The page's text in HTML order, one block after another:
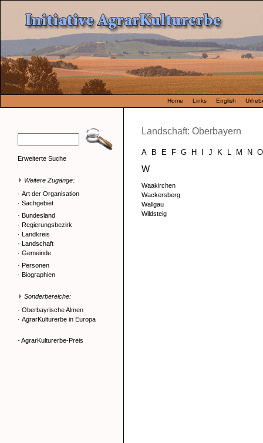
Home Links English
Erweiterte Suche
Weitere Zugänge:
· Art der Organisation
· Sachgebiet
· Bundesland
· Regierungsbezirk
· Landkreis
· Landschaft
· Gemeinde
· Personen
· Biographien
Sonderbereiche:
· Oberbayrische Almen
· AgrarKulturerbe in Europa
- AgrarKulturerbe-Preis
Landschaft: Oberbayern
A B E F G H J K L M N O
W
Waakirchen
Wackersberg
Wallgau
Wildsteig